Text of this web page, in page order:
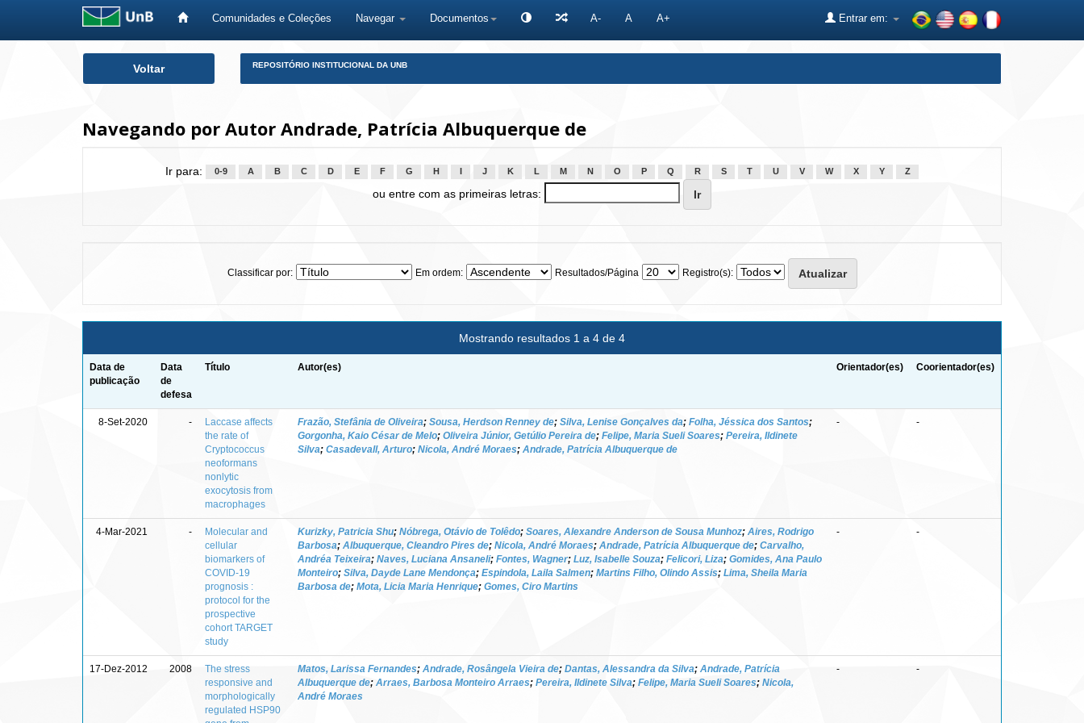
Comunidades e Coleções Navegar Documentos A- A A+ Entrar em:
Voltar REPOSITÓRIO INSTITUCIONAL DA UNB
Navegando por Autor Andrade, Patrícia Albuquerque de
Ir para: 0-9 A B C D E F G H J K L M N O P Q R S T U V W X Y Z
ou entre com as primeiras letras:
Classificar por: Em ordem: Resultados/Página Registro(s):
Mostrando resultados 1 a 4 de 4
Data de
publicação
Data
de
defesa
Título Autor(es) Orientador(es) Coorientador(es)
8-Set-2020 -
Laccase affects
the rate of
Cryptococcus
neoformans
nonlytic
exocytosis from
macrophages
Frazão, Stefânia de Oliveira; Sousa, Herdson Renney de; Silva, Lenise Gonçalves da; Folha, Jéssica dos Santos;
Gorgonha, Kaio César de Melo; Oliveira Júnior, Getúlio Pereira de; Felipe, Maria Sueli Soares; Pereira, Ildinete
Silva; Casadevall, Arturo; Nicola, André Moraes; Andrade, Patrícia Albuquerque de
- -
4-Mar-2021 -
Molecular and
cellular
biomarkers of
COVID-19
prognosis :
protocol for the
prospective
cohort TARGET
study
Kurizky, Patricia Shu; Nóbrega, Otávio de Tolêdo; Soares, Alexandre Anderson de Sousa Munhoz; Aires, Rodrigo
Barbosa; Albuquerque, Cleandro Pires de; Nicola, André Moraes; Andrade, Patrícia Albuquerque de; Carvalho,
Andréa Teixeira; Naves, Luciana Ansaneli; Fontes, Wagner; Luz, Isabelle Souza; Felicori, Liza; Gomides, Ana Paulo
Monteiro; Silva, Dayde Lane Mendonça; Espindola, Laila Salmen; Martins Filho, Olindo Assis; Lima, Sheila Maria
Barbosa de; Mota, Licia Maria Henrique; Gomes, Ciro Martins
- -
17-Dez-2012 2008
The stress
responsive and
morphologically
regulated HSP90
Matos, Larissa Fernandes; Andrade, Rosângela Vieira de; Dantas, Alessandra da Silva; Andrade, Patrícia
Albuquerque de; Arraes, Barbosa Monteiro Arraes; Pereira, Ildinete Silva; Felipe, Maria Sueli Soares; Nicola,
André Moraes
- -